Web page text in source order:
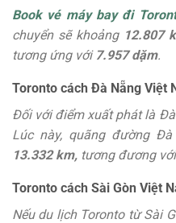
Book vé máy bay đi
chuyển sẽ khoảng 12.807
tương ứng với 7.957 dặm.
Toronto cách Đà Nẵng Việt
Đối với điểm xuất phát là
Lúc này, quãng đường
13.332 km, tương đương
Toronto cách Sài Gòn Việt
Nếu du lịch Toronto từ Sài